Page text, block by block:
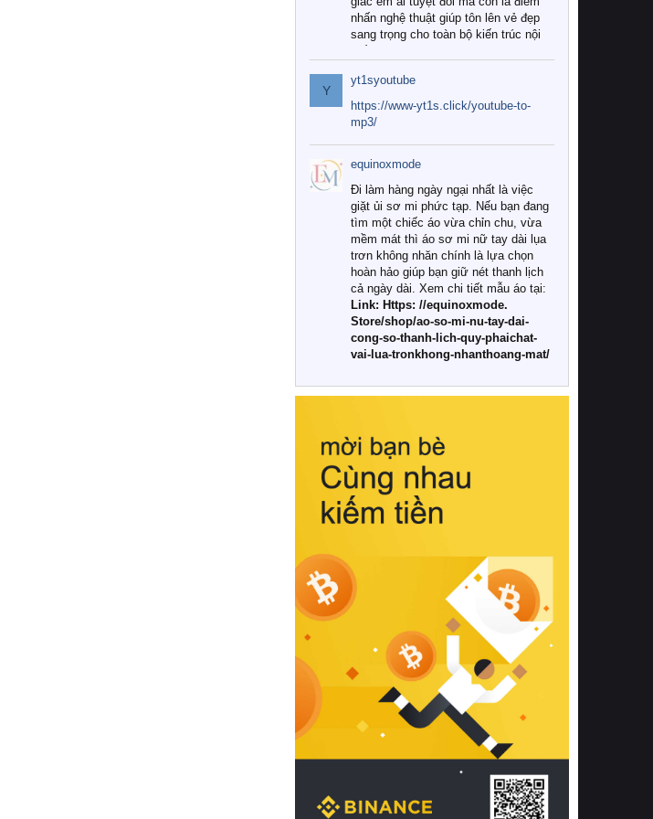
nhấn nghệ thuật giúp tôn lên vẻ đẹp
sang trọng cho toàn bộ kiến trúc nội
Tuy nhiên, giữa thị trường đa dạng
với vô vàn thương hiệu và mẫu mã
như hiện nay, làm thế nào để chọn
được những bộ chăn ga gối đệm cao
cấp thực sự chất lượng, phù hợp với
khí hậu và nhu cầu sử dụng của gia
đình? Hãy cùng chúng tôi đi tìm lời
giải đáp chi tiết qua bài viết dưới đây.
1. Tại sao các gia đình hiện đại lại ưa
chuộng chăn ga gối đệm cao cấp?
Khác với các dòng sản phẩm thông
thường, những bộ chăn ga gối đệm
cao cấp trải qua quy trình sản xuất
nghiêm ngặt từ khâu chọn lọc nguyên
liệu tự nhiên đến công nghệ dệt
nhuộm hiện đại không chứa hóa chất
này, bạn sẽ cảm nhận rõ rệt sự khác
hồi chuẩn xác của phần đệm nâng đỡ
cột sống.
Bên cạnh đó, việc lựa chọn các dòng
sản phẩm đạt chuẩn chất lượng quốc
tế còn giúp ngăn ngừa tình trạng kích
khuẩn và nấm mốc trong điều kiện
thời tiết nóng ẩm. Bạn có thể tìm hiểu
thêm các nghiên cứu khoa học về tác
động của giấc ngủ và môi trường
phòng ngủ đối với sức khỏe con
người tại Sleep Foundation (External
Link) để có cái nhìn toàn diện hơn.
2. Các tiêu chí vàng khi lựa chọn
chăn ga gối đệm cao cấp cho phòng
ngủ
Để sở hữu một bộ chăn ga gối đệm
cao cấp hoàn hảo cả về thẩm mỹ lẫn
công năng, người tiêu dùng cần cân
nhắc kỹ lưỡng các tiêu chí quan trọng
Y
yt1syoutube
https://www-yt1s.click/youtube-to-
mp3/
equinoxmode
Đi làm hàng ngày ngại nhất là việc
giặt ủi sơ mi phức tạp. Nếu bạn đang
tìm một chiếc áo vừa chỉn chu, vừa
mềm mát thì áo sơ mi nữ tay dài lụa
trơn không nhăn chính là lựa chọn
hoàn hảo giúp bạn giữ nét thanh lịch
cả ngày dài. Xem chi tiết mẫu áo tại:
Link: Https: //equinoxmode.
Store/shop/ao-so-mi-nu-tay-dai-
cong-so-thanh-lich-quy-phaichat-
vai-lua-tronkhong-nhanthoang-mat/